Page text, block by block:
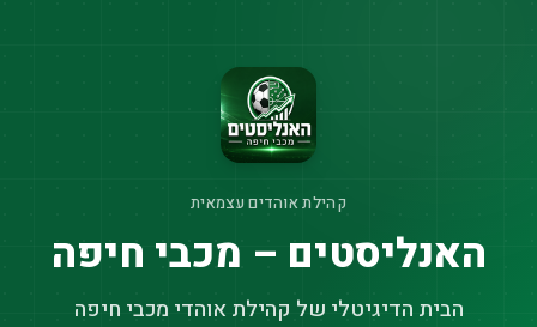
קהילת אוהדים עצמאית
האנליסטים – מכבי חיפה
הבית הדיגיטלי של קהילת אוהדי מכבי חיפה